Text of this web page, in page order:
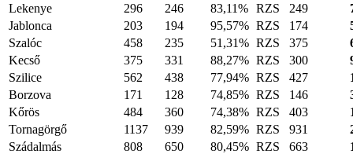
Lekenye
296 246 83,11% RZS 249
Jablonca
203 194 95,57% RZS 174
Szalóc
458 235 51,31% RZS 375
Kecső
375 331 88,27% RZS 300
Szilice
562 438 77,94% RZS 427
Borzova
171 128 74,85% RZS 146
Kőrös
484 360 74,38% RZS 403
Tornagörgő
1137 939 82,59% RZS 931
Szádalmás
808 650 80,45% RZS 663